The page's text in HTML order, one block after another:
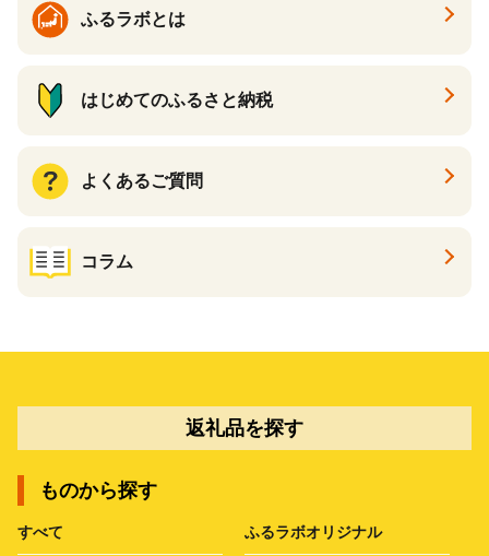
ふるラボとは
はじめてのふるさと納税
よくあるご質問
コラム
返礼品を探す
ものから探す
すべて ふるラボオリジナル